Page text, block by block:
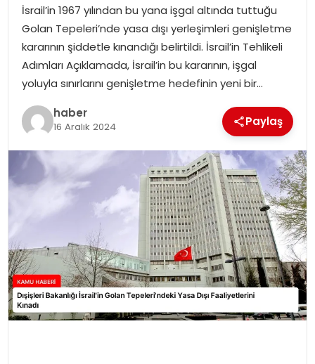
EĞITIM
GENEL
İsrail’in 1967 yılından bu yana işgal altında tuttuğu
Golan Tepeleri’nde yasa dışı yerleşimleri genişletme
kararının şiddetle kınandığı belirtildi. İsrail’in Tehlikeli
Adımları Açıklamada, İsrail’in bu kararının, işgal
yoluyla sınırlarını genişletme hedefinin yeni bir…
haber
16 Aralık 2024 Paylaş